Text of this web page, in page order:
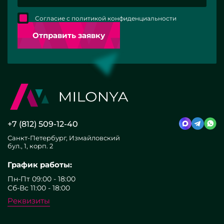
Отправить заявку
Согласие с политикой конфиденциальности
+7 (812) 509-12-40
Санкт-Петербург, Измайловский
бул., 1, корп. 2
График работы:
Пн-Пт 09:00 - 18:00
Сб-Вс 11:00 - 18:00
Реквизиты